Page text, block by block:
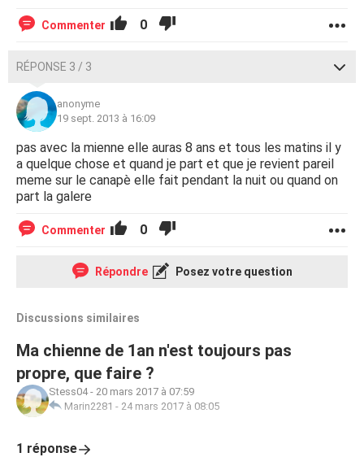
Commenter 0
RÉPONSE 3 / 3
anonyme
19 sept. 2013 à 16:09
pas avec la mienne elle auras 8 ans et tous les matins il y
a quelque chose et quand je part et que je revient pareil
meme sur le canapè elle fait pendant la nuit ou quand on
part la galere
Commenter 0
Répondre Posez votre question
Discussions similaires
Ma chienne de 1an n'est toujours pas
propre, que faire ?
Stess04- 20 mars 2017 à 07:59
Marin2281 - 24 mars 2017 à 08:05
1 réponse